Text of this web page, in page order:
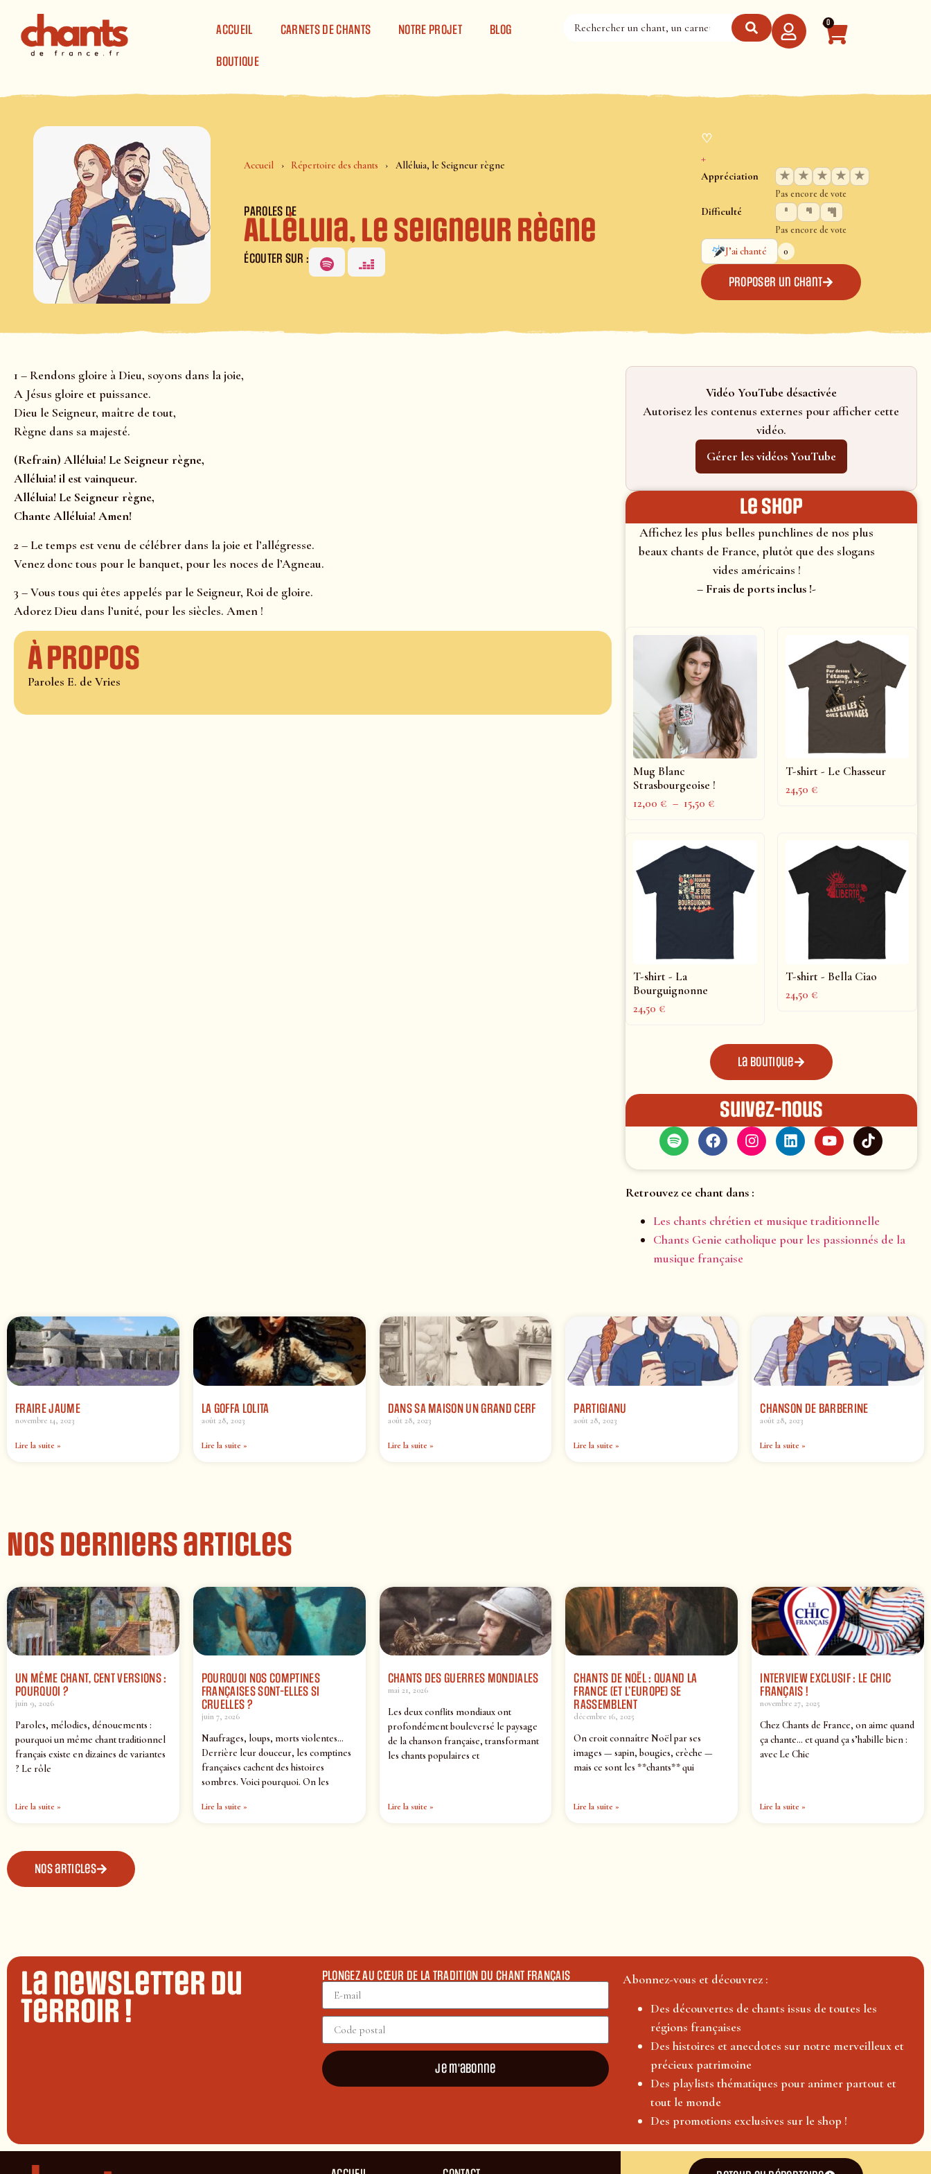
ACCUEIL
CARNETS DE CHANTS NOTRE PROJET BLOG
BOUTIQUE
0
Accueil Répertoire des chants Alléluia, le Seigneur règne
PAROLES DE
Alléluia, le Seigneur règne
ÉCOUTER SUR :
♡
+
Appréciation ★ ★ ★ ★ ★
Pas encore de vote
Difficulté
Pas encore de vote
J’ai chanté
0
Proposer un chant
1 – Rendons gloire à Dieu, soyons dans la joie,
A Jésus gloire et puissance.
Dieu le Seigneur, maître de tout,
Règne dans sa majesté.
(Refrain) Alléluia! Le Seigneur règne,
Alléluia! il est vainqueur.
Alléluia! Le Seigneur règne,
Chante Alléluia! Amen!
2 – Le temps est venu de célébrer dans la joie et l’allégresse.
Venez donc tous pour le banquet, pour les noces de l’Agneau.
3 – Vous tous qui êtes appelés par le Seigneur, Roi de gloire.
Adorez Dieu dans l’unité, pour les siècles. Amen !
À propos
Paroles E. de Vries
Vidéo YouTube désactivée
Autorisez les contenus externes pour afficher cette
vidéo.
Gérer les vidéos YouTube
le shop
Affichez les plus belles punchlines de nos plus
beaux chants de France, plutôt que des slogans
vides américains !
– Frais de ports inclus !-
Mug Blanc
Strasbourgeoise !
12,00€ – 15,50€
T-shirt - Le Chasseur
24,50€
T-shirt - La
Bourguignonne
24,50€
T-shirt - Bella Ciao
24,50€
La boutique
Suivez-nous
Retrouvez ce chant dans :
Les chants chrétien et musique traditionnelle
Chants Genie catholique pour les passionnés de la
musique française
FRAIRE JAUME
novembre 14, 2023
Lire la suite »
LA GOFFA LOLITA
août 28, 2023
Lire la suite »
DANS SA MAISON UN GRAND CERF
août 28, 2023
Lire la suite »
PARTIGIANU
août 28, 2023
Lire la suite »
CHANSON DE BARBERINE
août 28, 2023
Lire la suite »
Nos derniers articles
UN MÊME CHANT, CENT VERSIONS :
POURQUOI ?
juin 9, 2026
Paroles, mélodies, dénouements :
pourquoi un même chant traditionnel
français existe en dizaines de variantes
? Le rôle
Lire la suite »
POURQUOI NOS COMPTINES
FRANÇAISES SONT-ELLES SI
CRUELLES ?
juin 7, 2026
Naufrages, loups, morts violentes…
Derrière leur douceur, les comptines
françaises cachent des histoires
sombres. Voici pourquoi. On les
Lire la suite »
CHANTS DES GUERRES MONDIALES
mai 21, 2026
Les deux conflits mondiaux ont
profondément bouleversé le paysage
de la chanson française, transformant
les chants populaires et
Lire la suite »
CHANTS DE NOËL : QUAND LA
FRANCE (ET L’EUROPE) SE
RASSEMBLENT
décembre 16, 2025
On croit connaître Noël par ses
images — sapin, bougies, crèche —
mais ce sont les **chants** qui
Lire la suite »
INTERVIEW EXCLUSIF : LE CHIC
FRANÇAIS !
novembre 27, 2025
Chez Chants de France, on aime quand
ça chante… et quand ça s’habille bien :
avec Le Chic
Lire la suite »
Nos articles
La newsletter du
terroir !
PLONGEZ AU CŒUR DE LA TRADITION DU CHANT FRANÇAIS
Je m'abonne
Abonnez-vous et découvrez :
Des découvertes de chants issus de toutes les
régions françaises
Des histoires et anecdotes sur notre merveilleux et
précieux patrimoine
Des playlists thématiques pour animer partout et
tout le monde
Des promotions exclusives sur le shop !